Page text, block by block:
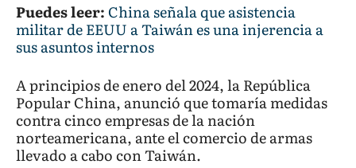
Puedes leer: China señala que asistencia
militar de EEUU a Taiwán es una injerencia a
sus asuntos internos
A principios de enero del 2024, la República
Popular China, anunció que tomaría medidas
contra cinco empresas de la nación
norteamericana, ante el comercio de armas
llevado a cabo con Taiwán.